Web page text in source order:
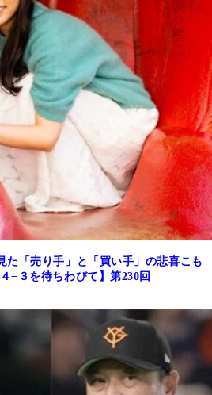
た「売り手」と「買い手」の悲喜こも
−３を待ちわびて】第230回